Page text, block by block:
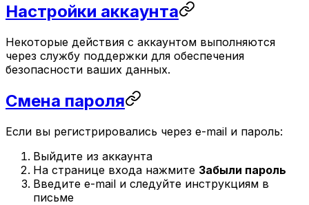
Настройки аккаунта
Некоторые действия с аккаунтом выполняются
через службу поддержки для обеспечения
безопасности ваших данных.
Смена пароля
Если вы регистрировались через e-mail и пароль:
Выйдите из аккаунта
На странице входа нажмите Забыли пароль
Введите e-mail и следуйте инструкциям в
письме